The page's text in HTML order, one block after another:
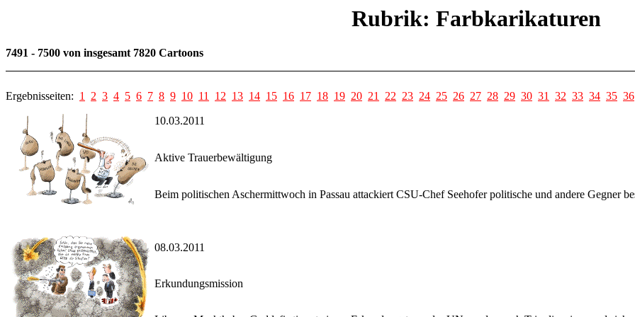
Rubrik: Farbkarikaturen
7491 - 7500 von insgesamt 7820 Cartoons
Ergebnisseiten: 1 2 3 4 5 6 7 8 9 10 11 12 13 14 15 16 17 18 19 20 21 22 23 24 25 26 27 28 29 30 31 32 33 34 35 36
10.03.2011
Aktive Trauerbewältigung
Beim politischen Aschermittwoch in Passau attackiert CSU-Chef Seehofer politische und andere Gegner
08.03.2011
Erkundungsmission